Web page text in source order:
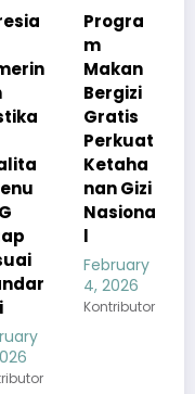
Gizi
2026
MBG
Capai
60 Juta
Penerim
a,
Prabow
o: 1 Juta
Lapang
an
Telah
Tercipt
a